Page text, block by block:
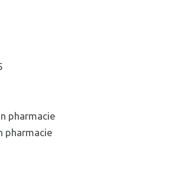
pharmacie
pharmacie